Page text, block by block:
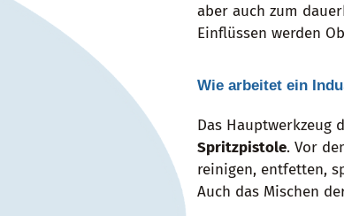
aber auch zum
Einflüssen werden
Wie arbeitet ein
Das Hauptwerkzeug
Spritzpistole. Vor
reinigen, entfetten,
Auch das Mischen